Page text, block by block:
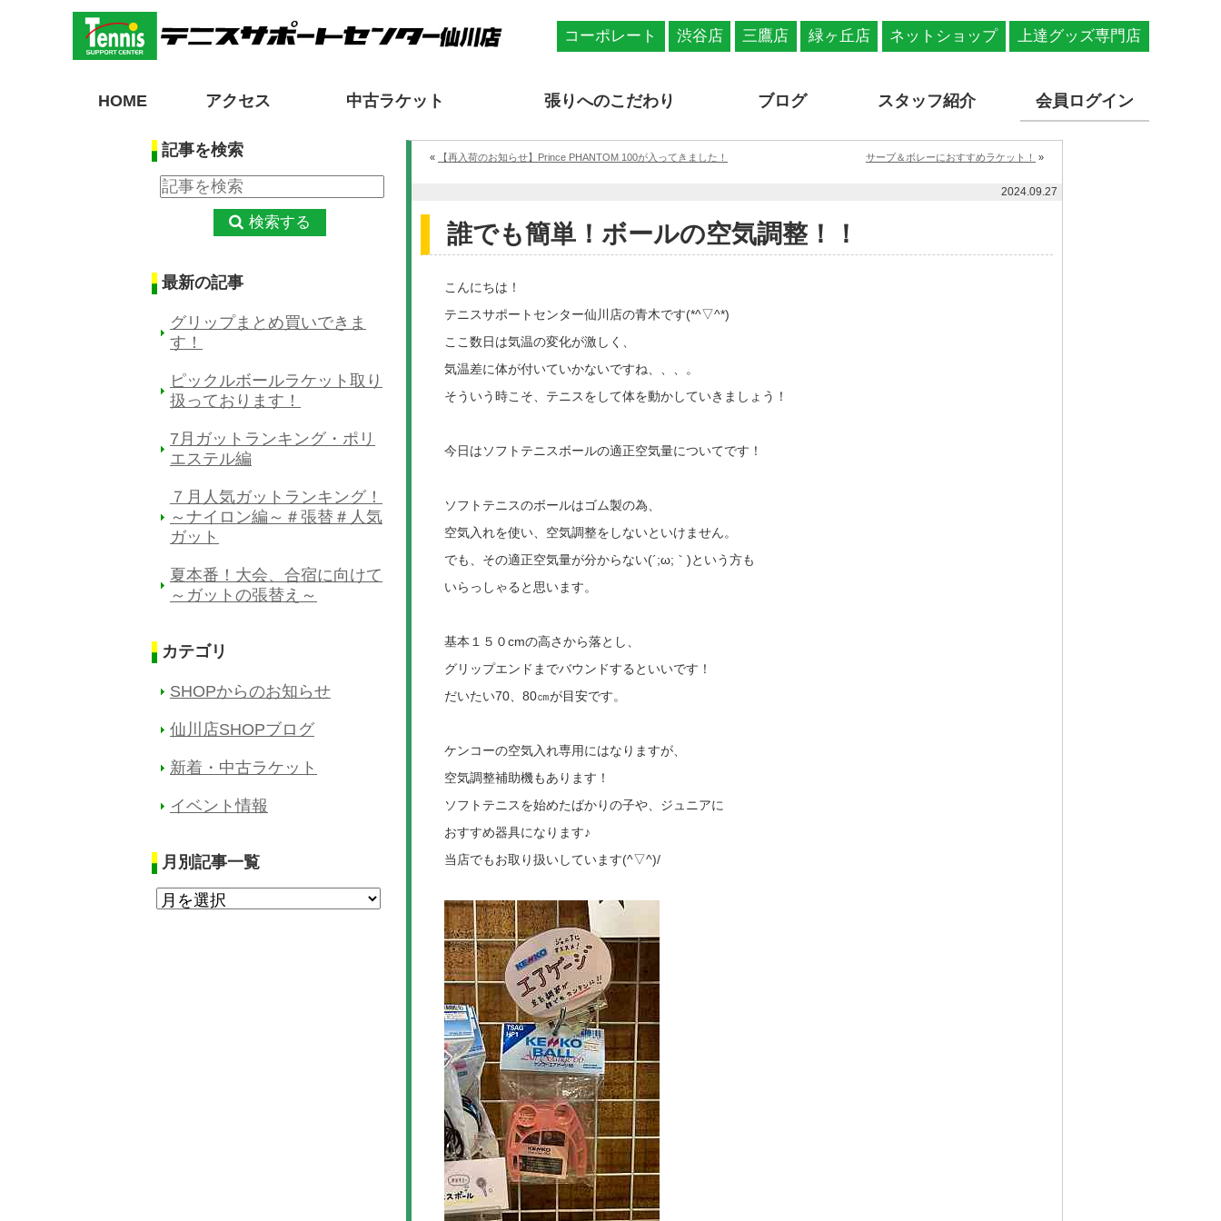
コーポレート 渋谷店 三鷹店 緑ヶ丘店 ネットショップ 上達グッズ専門店
HOME アクセス 中古ラケット 張りへのこだわり ブログ スタッフ紹介 会員ログイン
記事を検索
検索する
最新の記事
グリップまとめ買いできま
す！
ピックルボールラケット取り
扱っております！
7月ガットランキング・ポリ
エステル編
７月人気ガットランキング！
～ナイロン編～＃張替＃人気
ガット
夏本番！大会、合宿に向けて
～ガットの張替え～
カテゴリ
SHOPからのお知らせ
仙川店SHOPブログ
新着・中古ラケット
イベント情報
月別記事一覧
« 【再入荷のお知らせ】Prince PHANTOM 100が入ってきました！ サーブ＆ボレーにおすすめラケット！ »
2024.09.27
誰でも簡単！ボールの空気調整！！
こんにちは！
テニスサポートセンター仙川店の青木です(*^▽^*)
ここ数日は気温の変化が激しく、
気温差に体が付いていかないですね、、、。
そういう時こそ、テニスをして体を動かしていきましょう！
今日はソフトテニスボールの適正空気量についてです！
ソフトテニスのボールはゴム製の為、
空気入れを使い、空気調整をしないといけません。
でも、その適正空気量が分からない(´;ω;｀)という方も
いらっしゃると思います。
基本１５０cmの高さから落とし、
グリップエンドまでバウンドするといいです！
だいたい70、80㎝が目安です。
ケンコーの空気入れ専用にはなりますが、
空気調整補助機もあります！
ソフトテニスを始めたばかりの子や、ジュニアに
おすすめ器具になります♪
当店でもお取り扱いしています(^▽^)/